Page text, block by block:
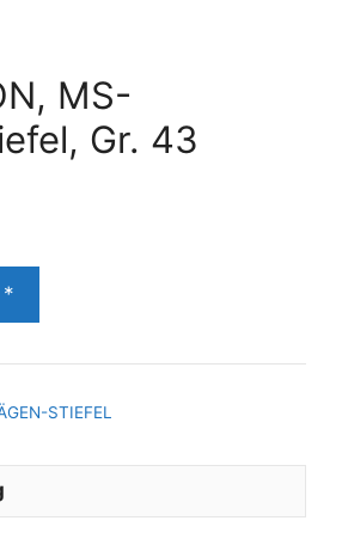
MS-
Gr. 43
*
STIEFEL